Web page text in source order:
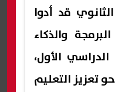
الثانوي قد أدوا
والذكاء
الأول،
تعزيز التعليم